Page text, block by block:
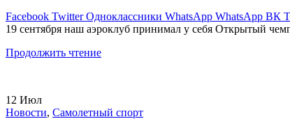
Facebook Twitter Одноклассники WhatsApp WhatsApp ВК
19 сентября наш аэроклуб принимал у себя Открытый
Продолжить чтение
12 Июл
Новости, Самолетный спорт